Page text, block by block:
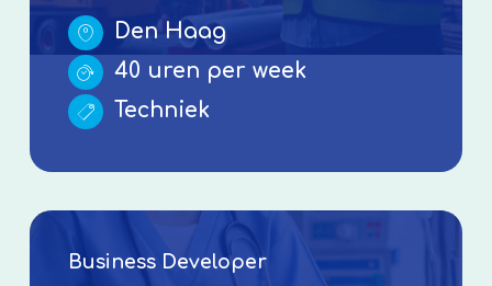
Den Haag
40 uren per week
Techniek
Business Developer